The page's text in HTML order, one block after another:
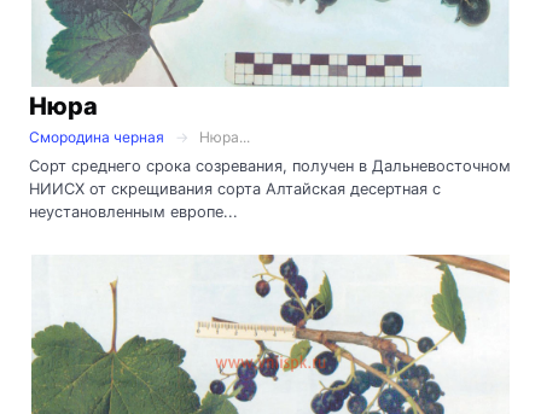
Нюра
Смородина черная
Нюра...
Сорт среднего срока созревания, получен в Дальневосточном
НИИСХ от скрещивания сорта Алтайская десертная с
неустановленным европе...